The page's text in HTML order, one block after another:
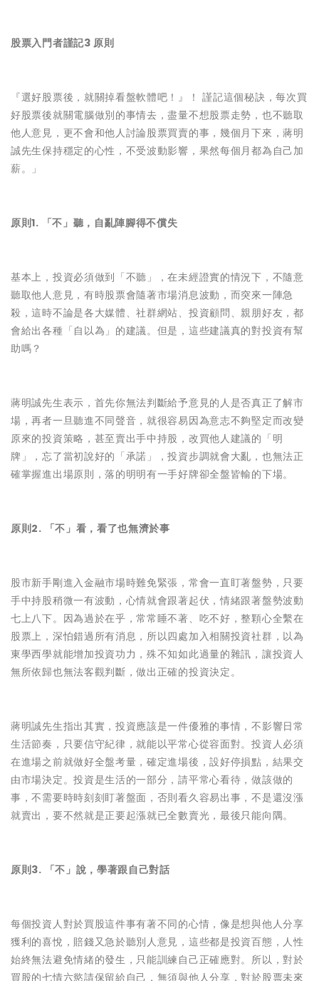
股票入門者謹記3 原則
『選好股票後，就關掉看盤軟體吧！』！ 謹記這個秘訣，每次買
好股票後就關電腦做別的事情去，盡量不想股票走勢，也不聽取
他人意見，更不會和他人討論股票買賣的事，幾個月下來，蔣明
誠先生保持穩定的心性，不受波動影響，果然每個月都為自己加
薪。」
原則1. 「不」聽，自亂陣腳得不償失
基本上，投資必須做到「不聽」，在未經證實的情況下，不隨意
聽取他人意見，有時股票會隨著市場消息波動，而突來一陣急
殺，這時不論是各大媒體、社群網站、投資顧問、親朋好友，都
會給出各種「自以為」的建議。但是，這些建議真的對投資有幫
助嗎？
蔣明誠先生表示，首先你無法判斷給予意見的人是否真正了解市
場，再者一旦聽進不同聲音，就很容易因為意志不夠堅定而改變
原來的投資策略，甚至賣出手中持股，改買他人建議的「明
牌」，忘了當初說好的「承諾」，投資步調就會大亂，也無法正
確掌握進出場原則，落的明明有一手好牌卻全盤皆輸的下場。
原則2. 「不」看，看了也無濟於事
股市新手剛進入金融市場時難免緊張，常會一直盯著盤勢，只要
手中持股稍微一有波動，心情就會跟著起伏，情緒跟著盤勢波動
七上八下。因為過於在乎，常常睡不著、吃不好，整顆心全繫在
股票上，深怕錯過所有消息，所以四處加入相關投資社群，以為
東學西學就能增加投資功力，殊不知如此過量的雜訊，讓投資人
無所依歸也無法客觀判斷，做出正確的投資決定。
蔣明誠先生指出其實，投資應該是一件優雅的事情，不影響日常
生活節奏，只要信守紀律，就能以平常心從容面對。投資人必須
在進場之前就做好全盤考量，確定進場後，設好停損點，結果交
由市場決定。投資是生活的一部分，請平常心看待，做該做的
事，不需要時時刻刻盯著盤面，否則看久容易出事，不是還沒漲
就賣出，要不然就是正要起漲就已全數賣光，最後只能向隅。
原則3. 「不」說，學著跟自己對話
每個投資人對於買股這件事有著不同的心情，像是想與他人分享
獲利的喜悅，賠錢又急於聽別人意見，這些都是投資百態，人性
始終無法避免情緒的發生，只能訓練自己正確應對。所以，對於
買股的七情六慾請保留給自己，無須與他人分享，對於股票未來